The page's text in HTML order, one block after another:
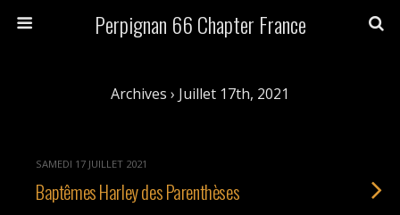
Perpignan 66 Chapter France
Archives › Juillet 17th, 2021
SAMEDI 17 JUILLET 2021
Baptêmes Harley des Parenthèses